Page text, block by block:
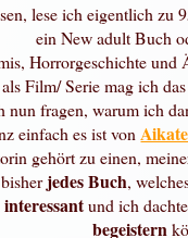
lese ich eigentlich zu
ein NewadultBuch
Horrorgeschichte und
Film/Serie mag ich
nun fragen, warum ich
einfach es ist von
gehört zu einen,
jedes Buch,
interessantund ich
begeistern